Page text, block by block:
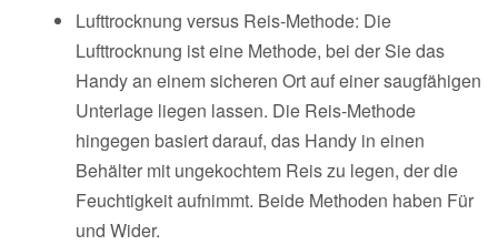
Lufttrocknung versus Reis-Methode: Die
Lufttrocknung ist eine Methode, bei der Sie das
Handy an einem sicheren Ort auf einer saugfähigen
Unterlage liegen lassen. Die Reis-Methode
hingegen basiert darauf, das Handy in einen
Behälter mit ungekochtem Reis zu legen, der die
Feuchtigkeit aufnimmt. Beide Methoden haben Für
und Wider.